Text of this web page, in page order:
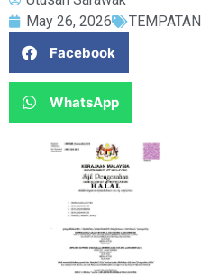
May 26, 2026
TEMPATAN
Facebook
WhatsApp